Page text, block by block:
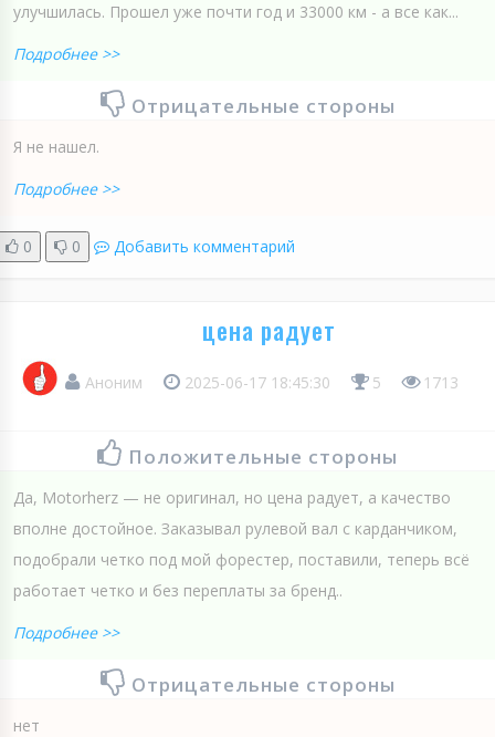
улучшилась. Прошел уже почти год и 33000 км - а все как...
Подробнее >>
Отрицательные стороны
Я не нашел.
Подробнее >>
0 0 Добавить комментарий
цена радует
Аноним 2025-06-17 18:45:30 5 1713
Положительные стороны
Да, Motorherz — не оригинал, но цена радует, а качество
вполне достойное. Заказывал рулевой вал с карданчиком,
подобрали четко под мой форестер, поставили, теперь всё
работает четко и без переплаты за бренд..
Подробнее >>
Отрицательные стороны
нет